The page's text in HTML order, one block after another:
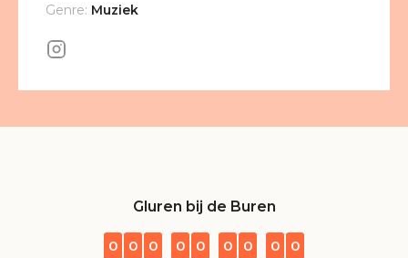
Genre: Muziek
Gluren bij de Buren
0 0 0 0 0 0 0 0 0